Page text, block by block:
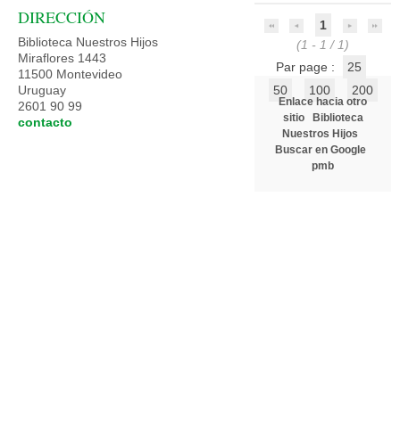
1
(1 - 1 / 1)
Par page :
25
50
100 200
Enlace hacia otro
sitio
Biblioteca
Nuestros Hijos
Buscar en Google
pmb
DIRECCIÓN
Biblioteca Nuestros Hijos
Miraflores 1443
11500 Montevideo
Uruguay
2601 90 99
contacto